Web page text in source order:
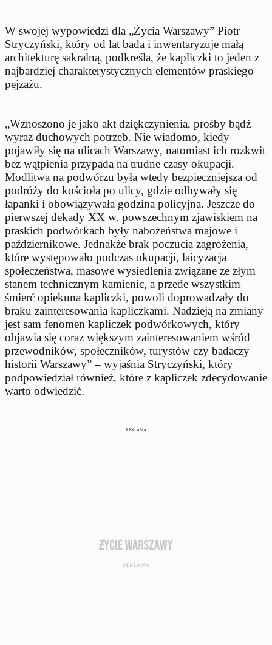
W swojej wypowiedzi dla „Życia Warszawy” Piotr
Stryczyński, który od lat bada i inwentaryzuje małą
architekturę sakralną, podkreśla, że kapliczki to jeden z
najbardziej charakterystycznych elementów praskiego
pejzażu.
„Wznoszono je jako akt dziękczynienia, prośby bądź
wyraz duchowych potrzeb. Nie wiadomo, kiedy
pojawiły się na ulicach Warszawy, natomiast ich rozkwit
bez wątpienia przypada na trudne czasy okupacji.
Modlitwa na podwórzu była wtedy bezpieczniejsza od
podróży do kościoła po ulicy, gdzie odbywały się
łapanki i obowiązywała godzina policyjna. Jeszcze do
pierwszej dekady XX w. powszechnym zjawiskiem na
praskich podwórkach były nabożeństwa majowe i
październikowe. Jednakże brak poczucia zagrożenia,
które występowało podczas okupacji, laicyzacja
społeczeństwa, masowe wysiedlenia związane ze złym
stanem technicznym kamienic, a przede wszystkim
śmierć opiekuna kapliczki, powoli doprowadzały do
braku zainteresowania kapliczkami. Nadzieją na zmiany
jest sam fenomen kapliczek podwórkowych, który
objawia się coraz większym zainteresowaniem wśród
przewodników, społeczników, turystów czy badaczy
historii Warszawy” – wyjaśnia Stryczyński, który
podpowiedział również, które z kapliczek zdecydowanie
warto odwiedzić.
REKLAMA